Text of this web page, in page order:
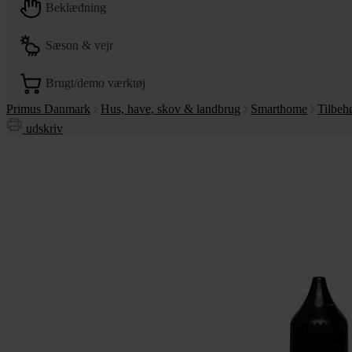
beklædning
sæson & vejr
brugt/demo værktøj
Primus Danmark
Hus, have, skov & landbrug Smarthome
udskriv